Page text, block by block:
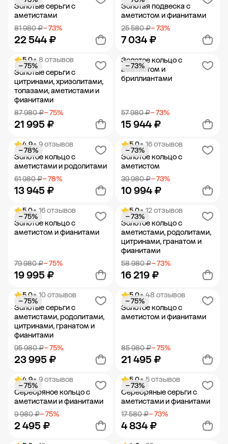
Добавить в корзину Добавить в корзину
Золотые серьги с
аметистами
81 980 ₽− 73%
22 544 ₽
Добавить в корзину
Золотая подвеска с
аметистом и фианитами
25 580 ₽− 73%
7 034 ₽
Добавить в корзину
5.0• 8 отзывов
Золотые серьги с
цитринами, хризолитами,
топазами, аметистами и
фианитами
87 980 ₽− 75%
21 995 ₽
− 75%
Добавить в корзину
Золотое кольцо с
аметистом и
бриллиантами
57 980 ₽− 73%
15 944 ₽
− 73%
Добавить в корзину
4.9• 9 отзывов
Золотое кольцо с
аметистами и родолитами
61 980 ₽− 78%
13 945 ₽
− 78%
Добавить в корзину
5.0• 16 отзывов
Золотое кольцо с
аметистом
39 980 ₽− 73%
10 994 ₽
− 73%
Добавить в корзину
5.0• 16 отзывов
Золотое кольцо с
аметистом и фианитами
79 980 ₽− 75%
19 995 ₽
− 75%
Добавить в корзину
5.0• 12 отзывов
Золотое кольцо с
аметистами, родолитами,
цитринами, гранатом и
фианитами
58 980 ₽− 73%
16 219 ₽
− 73%
Добавить в корзину
5.0• 10 отзывов
Золотые серьги с
аметистами, родолитами,
цитринами, гранатом и
фианитами
95 980 ₽− 75%
23 995 ₽
− 75%
Добавить в корзину
5.0• 48 отзывов
Золотое кольцо с
аметистом и фианитами
85 980 ₽− 75%
21 495 ₽
− 75%
Добавить в корзину
4.9• 9 отзывов
Серебряное кольцо с
аметистами и фианитами
9 980 ₽− 75%
2 495 ₽
− 75%
5.0• 5 отзывов
Серебряные серьги с
аметистами и фианитами
17 580 ₽− 73%
4 834 ₽
− 73%